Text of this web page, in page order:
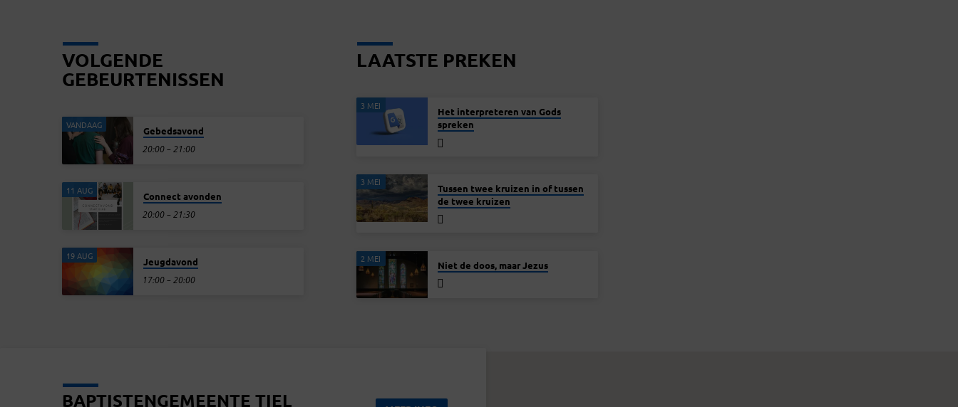
VOLGENDE
GEBEURTENISSEN
VANDAAG
Gebedsavond
20:00 – 21:00
11 AUG
Connect avonden
20:00 – 21:30
19 AUG
Jeugdavond
17:00 – 20:00
LAATSTE PREKEN
3 MEI
Het interpreteren van Gods
spreken
3 MEI
Tussen twee kruizen in of tussen
de twee kruizen
2 MEI
Niet de doos, maar Jezus
BAPTISTENGEMEENTE TIEL